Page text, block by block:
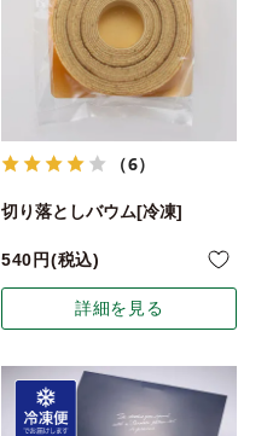
（6）
切り落としバウム[冷凍]
540 税込
詳細を見る